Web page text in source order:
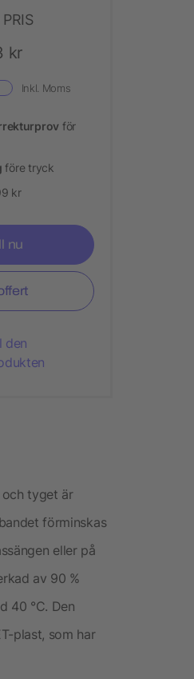
kr
Inkl. Moms
för
före tryck
kr
nu
den
tyget är
förminskas
eller på
av 90 %
40 °C. Den
plast, som har